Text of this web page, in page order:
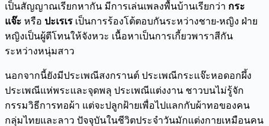
เป็นสัญญาณเรียกหากัน มีการเล่นเพลงพื้นบ้านเรียกว่า กระ
แจ๊ะ หรือ ปะเรเร เป็นการร้องโต้ตอบกันระหว่างชาย-หญิง ฝ่าย
หญิงเป็นผู้ตีโทนให้จังหวะ เนื้อหาเป็นการเกี้ยวพาราสีกัน
ระหว่างหนุ่มสาว
นอกจากนี้ยังมีประเพณีสงกรานต์ ประเพณีกระแจ๊ะหอดอกผึ้ง
ประเพณีแห่พระและจุดพลุ ประเพณีแต่งงาน ชาวบนไม่รู้จัก
กรรมวิธีการทอผ้า แต่จะปลูกฝ้ายเพื่อไปแลกกับผ้าทอของคน
กลุ่มไทยและลาว ปัจจุบันในชีวิตประจำวันมักแต่งกายเหมือนคน